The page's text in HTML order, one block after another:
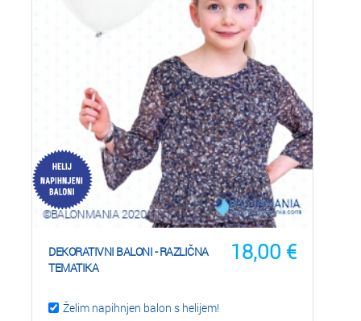
18,00 €
DEKORATIVNI BALONI - RAZLIČNA
TEMATIKA
Želim napihnjen balon s helijem!